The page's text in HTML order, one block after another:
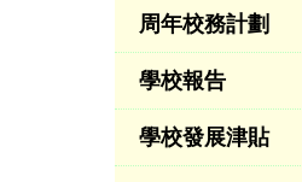
周年校務計劃
學校報告
學校發展津貼